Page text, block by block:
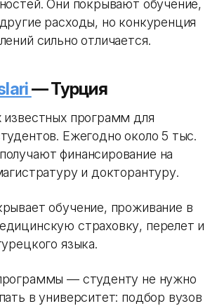
Они покрывают обучение,
расходы, но конкуренция
сильно отличается.
— Турция
программ для
Ежегодно около 5 тыс.
финансирование на
и докторантуру.
обучение, проживание в
страховку, перелет и
языка.
— студенту не нужно
в университет: подбор вузов